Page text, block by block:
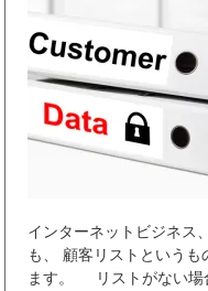
インターネットビジネス
も、 顧客リストという
ます。 リストがない場